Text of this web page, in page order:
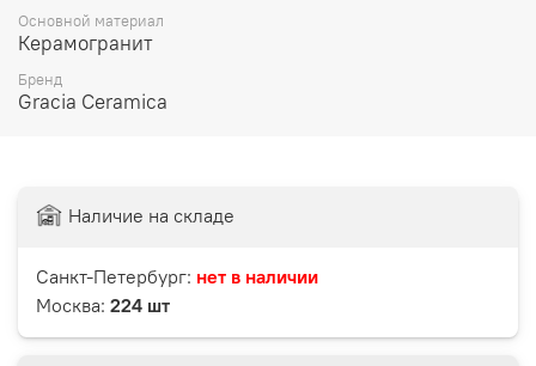
Основной материал
Керамогранит
Бренд
Gracia Ceramica
Наличие на складе
Санкт-Петербург: нет в наличии
Москва: 224 шт